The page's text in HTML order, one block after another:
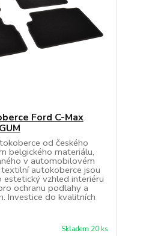
Ford C-Max
od českého
belgického materiálu,
v automobilovém
autokoberce jsou
estetický vzhled interiéru
ochranu podlahy a
Investice do kvalitních
Skladem 20 ks